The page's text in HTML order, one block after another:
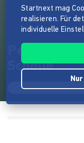
Scholle
Startnext mag
realisieren. Für
individuelle